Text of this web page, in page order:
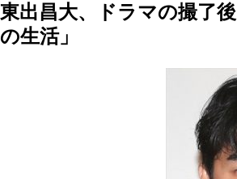
東出昌大、ドラマの撮了
の生活」